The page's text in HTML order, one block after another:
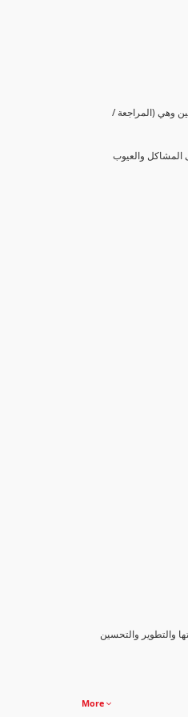
وهي (المراجعة /
المشاكل والعيوب
والتطوير والتحسين
More